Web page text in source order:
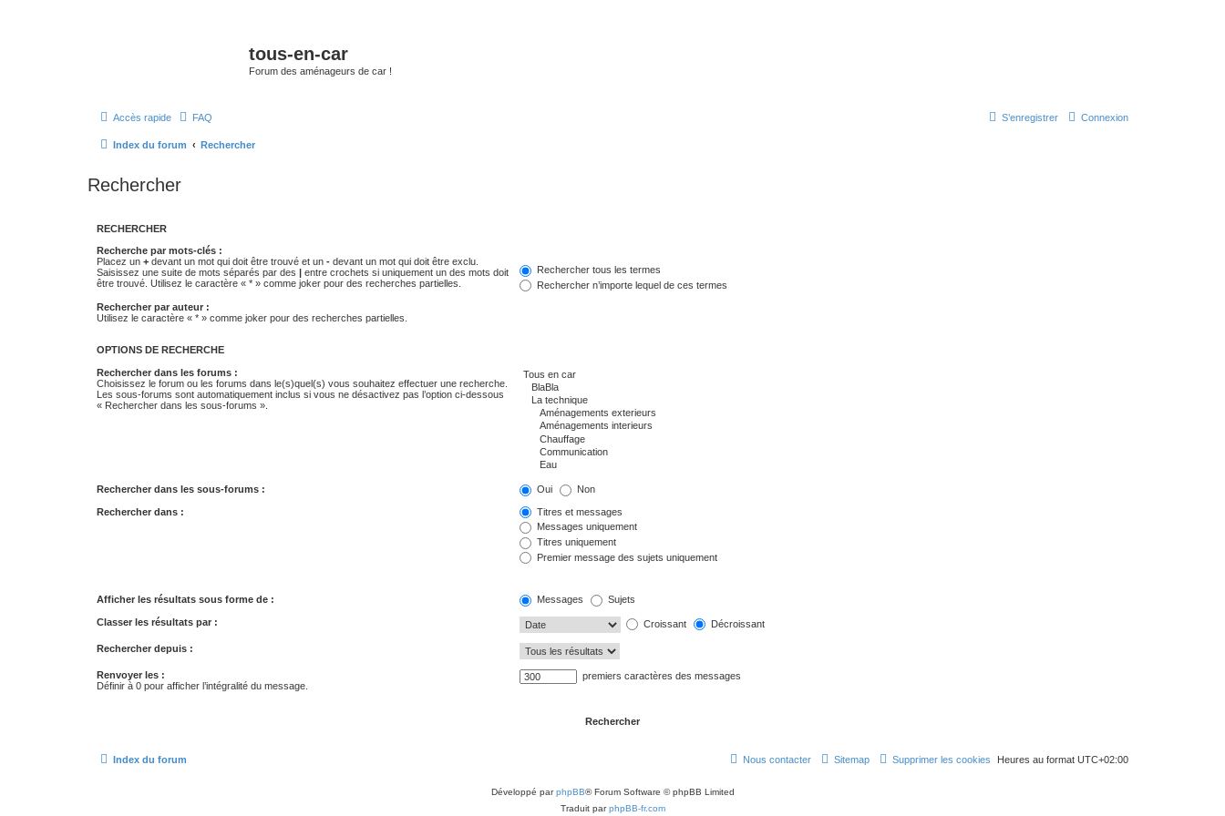
tous-en-car
Forum des aménageurs de car !
Accès rapide FAQ Connexion
S’enregistrer
Index du forum Rechercher
Rechercher
RECHERCHER
Recherche par mots-clés :
Placez un + devant un mot qui doit être trouvé et un - devant un mot qui doit être exclu.
Saisissez une suite de mots séparés par des | entre crochets si uniquement un des mots doit
être trouvé. Utilisez le caractère « * » comme joker pour des recherches partielles.
Rechercher tous les termes
Rechercher n’importe lequel de ces termes
Rechercher par auteur :
Utilisez le caractère « * » comme joker pour des recherches partielles.
OPTIONS DE RECHERCHE
Rechercher dans les forums :
Choisissez le forum ou les forums dans le(s)quel(s) vous souhaitez effectuer une recherche.
Les sous-forums sont automatiquement inclus si vous ne désactivez pas l’option ci-dessous
« Rechercher dans les sous-forums ».
Rechercher dans les sous-forums : Oui Non
Rechercher dans :
Titres et messages
Messages uniquement
Titres uniquement
Premier message des sujets uniquement
Afficher les résultats sous forme de : Messages Sujets
Classer les résultats par : Croissant Décroissant
Rechercher depuis :
Renvoyer les :
Définir à 0 pour afficher l’intégralité du message.
premiers caractères des messages
Index du forum Heures au format UTC+02:00
Supprimer les cookies
Sitemap
Nous contacter
Développé parphpBB® Forum Software © phpBB Limited
Traduit parphpBB-fr.com